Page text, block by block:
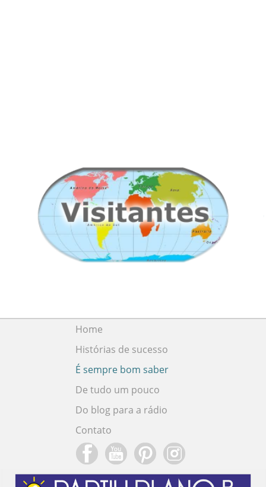
Home
Histórias de sucesso
É sempre bom saber
De tudo um pouco
Do blog para a rádio
Contato